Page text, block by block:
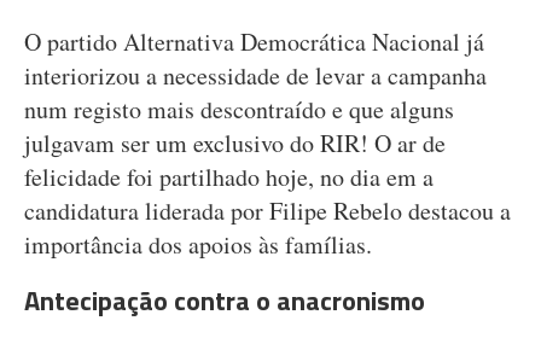
O partido Alternativa Democrática Nacional já
interiorizou a necessidade de levar a campanha
num registo mais descontraído e que alguns
julgavam ser um exclusivo do RIR! O ar de
felicidade foi partilhado hoje, no dia em a
candidatura liderada por Filipe Rebelo destacou a
importância dos apoios às famílias.
Antecipação contra o anacronismo